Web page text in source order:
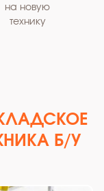
на новую
технику
Б/У